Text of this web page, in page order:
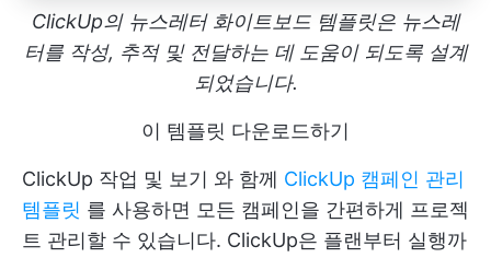
ClickUp의 뉴스레터 화이트보드 템플릿은 뉴스레
터를 작성, 추적 및 전달하는 데 도움이 되도록 설계
되었습니다.
이 템플릿 다운로드하기
ClickUp 작업 및 보기 와 함께 ClickUp 캠페인 관리
템플릿 를 사용하면 모든 캠페인을 간편하게 프로젝
트 관리할 수 있습니다. ClickUp은 플랜부터 실행까